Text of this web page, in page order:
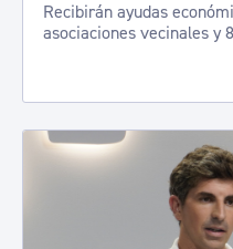
Recibirán ayudas
asociaciones vecinales y